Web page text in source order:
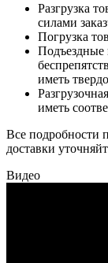
Разгрузка
силами
Погрузка
Подъездные
иметь
иметь
Все подробности
доставки
Видео